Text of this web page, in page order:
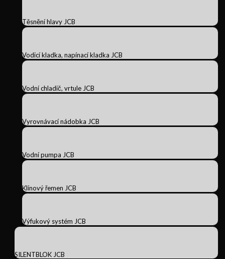
Těsnění hlavy JCB
Vodicí kladka, napínací kladka JCB
Vodní chladič, vrtule JCB
Vyrovnávací nádobka JCB
Vodní pumpa JCB
Klínový řemen JCB
Výfukový systém JCB
SILENTBLOK JCB